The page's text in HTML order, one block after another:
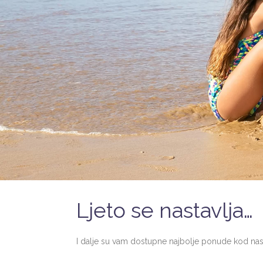
Ljeto se nastavlja…
I dalje su vam dostupne najbolje ponude kod